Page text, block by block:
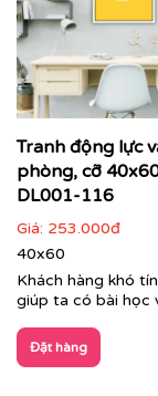
Printek thi
Tranh động lực
cảm hứng,
thiết kế với
Đây là giải pháp
việc, gắn kết đội
chung mỗi ngày.
Tranh động lực
phòng, cỡ
DL001-116
Giá: 253.000đ
40x60
Khách hàng khó
giúp ta có bài học
Đặt hàng